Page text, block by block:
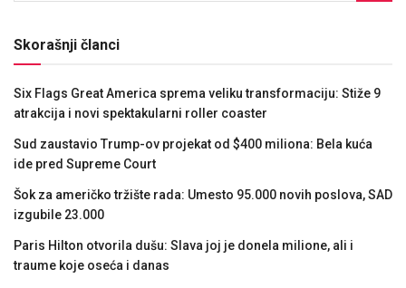
Skorašnji članci
Six Flags Great America sprema veliku transformaciju: Stiže 9
atrakcija i novi spektakularni roller coaster
Sud zaustavio Trump-ov projekat od $400 miliona: Bela kuća
ide pred Supreme Court
Šok za američko tržište rada: Umesto 95.000 novih poslova, SAD
izgubile 23.000
Paris Hilton otvorila dušu: Slava joj je donela milione, ali i
traume koje oseća i danas